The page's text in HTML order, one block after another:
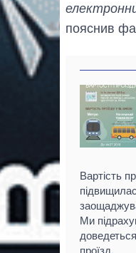
пояснив
Вартість
Ми
проїзд.